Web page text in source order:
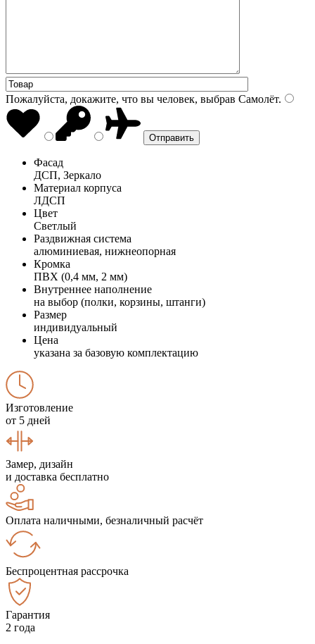
Пожалуйста, докажите, что вы человек, выбрав Самолёт.
Фасад
ДСП, Зеркало
Материал корпуса
ЛДСП
Цвет
Светлый
Раздвижная система
алюминиевая, нижнеопорная
Кромка
ПВХ (0,4 мм, 2 мм)
Внутреннее наполнение
на выбор (полки, корзины, штанги)
Размер
индивидуальный
Цена
указана за базовую комплектацию
Изготовление
от 5 дней
Замер, дизайн
и доставка бесплатно
Оплата наличными, безналичный расчёт
Беспроцентная рассрочка
Гарантия
2 года